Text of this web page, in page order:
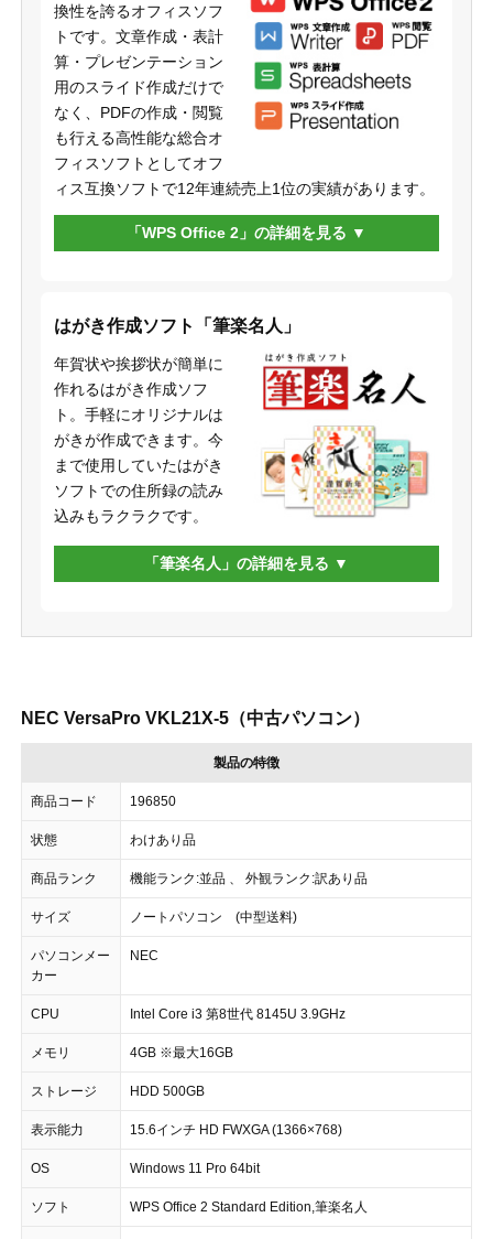
換性を誇るオフィスソフ
トです。文章作成・表計
算・プレゼンテーション
用のスライド作成だけで
なく、PDFの作成・閲覧
も行える高性能な総合オ
フィスソフトとしてオフ
ィス互換ソフトで12年連続売上1位の実績があります。
「WPS Office 2」の詳細を見る
はがき作成ソフト「筆楽名人」
年賀状や挨拶状が簡単に
作れるはがき作成ソフ
ト。手軽にオリジナルは
がきが作成できます。今
まで使用していたはがき
ソフトでの住所録の読み
込みもラクラクです。
「筆楽名人」の詳細を見る
NEC VersaPro VKL21X-5（中古パソコン）
製品の特徴
商品コード 196850
状態 わけあり品
商品ランク 機能ランク:並品 、 外観ランク:訳あり品
サイズ ノートパソコン (中型送料)
パソコンメー
カー
NEC
CPU Intel Core i3 第8世代 8145U 3.9GHz
メモリ 4GB ※最大16GB
ストレージ HDD 500GB
表示能力 15.6インチ HD FWXGA (1366×768)
OS Windows 11 Pro 64bit
ソフト WPS Office 2 Standard Edition,筆楽名人